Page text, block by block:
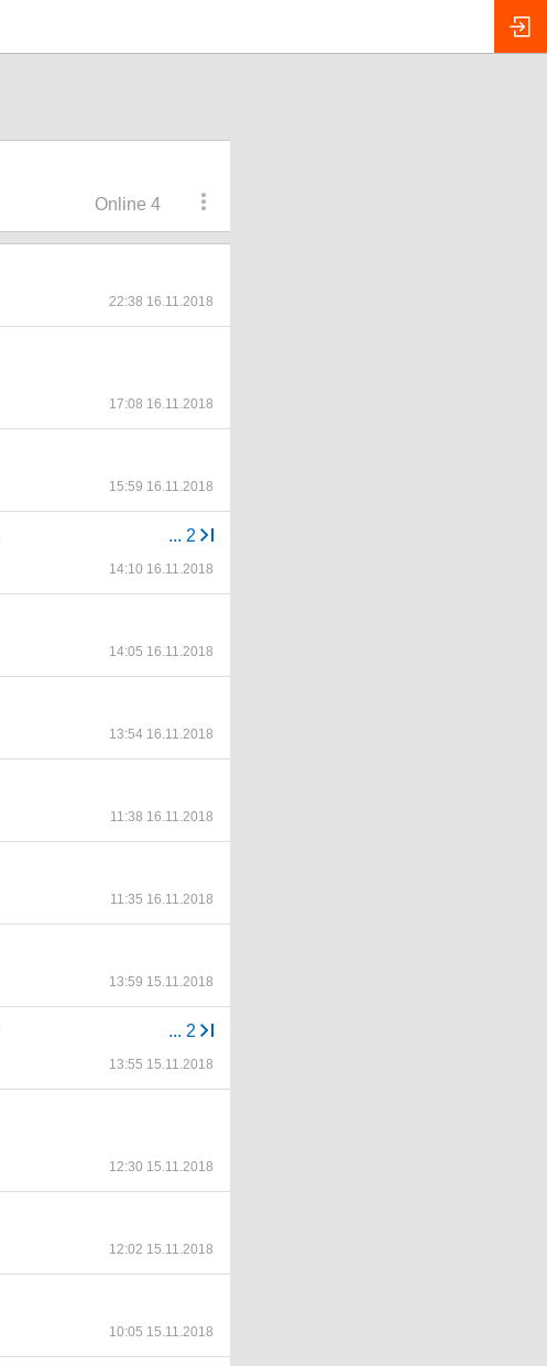
Online 4
22:38 16.11.2018
17:08 16.11.2018
15:59 16.11.2018
... 2
14:10 16.11.2018
14:05 16.11.2018
13:54 16.11.2018
11:38 16.11.2018
11:35 16.11.2018
13:59 15.11.2018
... 2
13:55 15.11.2018
12:30 15.11.2018
12:02 15.11.2018
10:05 15.11.2018